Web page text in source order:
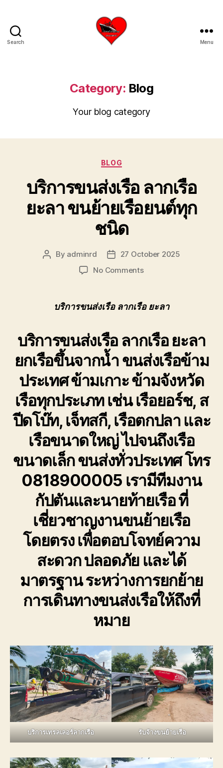
Search
ย้าย
เรือ
เครน
เรือ
จาก
ทะเล
โทร
0818900005
บริษัท
ของ
เรา
เชี่ยวชาญ
งาน
ขน
โดยตรง
โจทย์
ความ
สะดวก
ปลอดภัย
และ
ได้
มาตรฐาน
ระหว่าง
การ
ยก
ย้าย
การ
เดิน
ทาง
เรือ
ถึงที่
หมาย
Menu
Category: Blog
Your blog category
Categories
BLOG
บริการขนส่งเรือ ลากเรือ
ยะลา ขนย้ายเรือยนต์ทุก
ชนิด
Post
By adminrd
Post27 October 2025
No Commentson
เรือ
ยะลา
ขน
ย้าย
เรือ
ยนต์
ทุก
ชนิด
บริการขนส่งเรือ ลากเรือ ยะลา
บริการขนส่งเรือ ลากเรือ ยะลา
ยกเรือขึ้นจากน้ำ ขนส่งเรือข้าม
ประเทศ ข้ามเกาะ ข้ามจังหวัด
เรือทุกประเภท เช่น เรือยอร์ช, ส
ปีดโบ๊ท, เจ็ทสกี, เรือตกปลา และ
เรือขนาดใหญ่ ไปจนถึงเรือ
ขนาดเล็ก ขนส่งทั่วประเทศ โทร
0818900005 เรามีทีมงาน
กัปตันและนายท้ายเรือ ที่
เชี่ยวชาญงานขนย้ายเรือ
โดยตรง เพื่อตอบโจทย์ความ
สะดวก ปลอดภัย และได้
มาตรฐาน ระหว่างการยกย้าย
การเดินทางขนส่งเรือให้ถึงที่
หมาย
บริการเทรลเลอร์ลากเรือ รับจ้างขนย้ายเรือ